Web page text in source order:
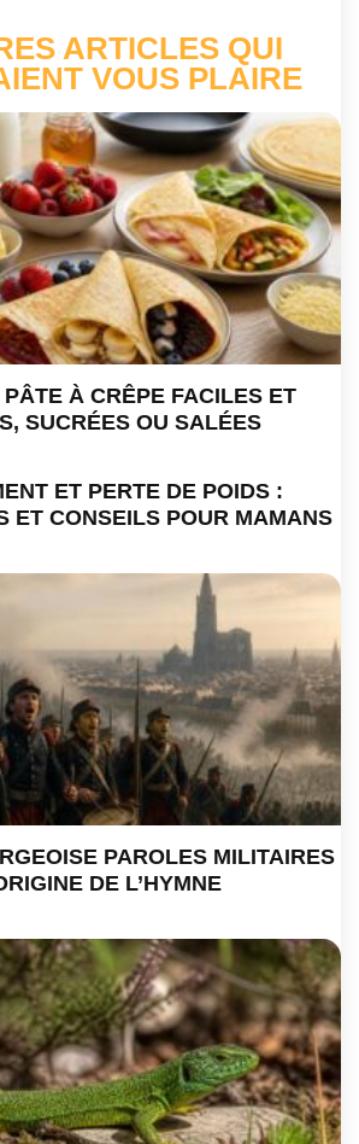
ARTICLES QUI
VOUS PLAIRE
À CRÊPE FACILES ET
SUCRÉES OU SALÉES
ET PERTE DE POIDS :
ET CONSEILS POUR MAMANS
PAROLES MILITAIRES
DE L’HYMNE